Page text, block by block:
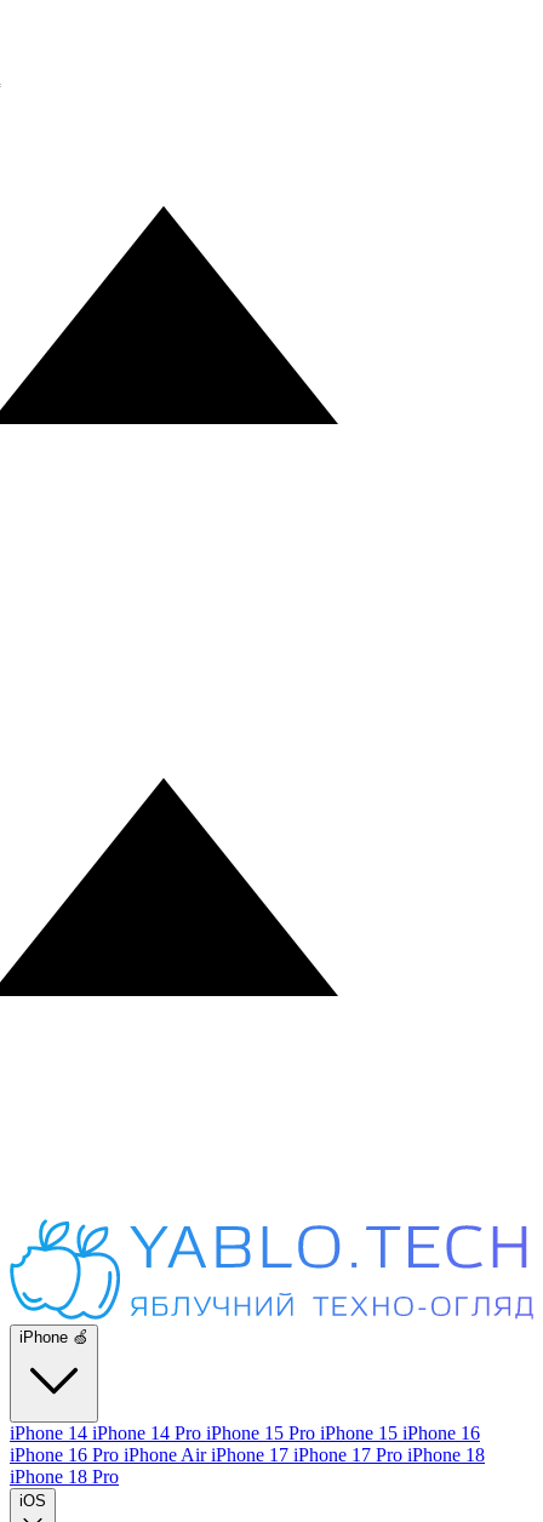
iPhone 🍏
iPhone 14 iPhone 14 Pro iPhone 15 Pro iPhone 15 iPhone 16
iPhone 16 Pro iPhone AiriPhone 17 iPhone 17 Pro iPhone 18
iPhone 18 Pro
iOS